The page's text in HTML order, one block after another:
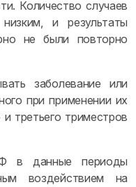
Количество случаев
и результаты
не были повторно
заболевание или
при применении их
третьего триместров
в данные периоды
воздействием на